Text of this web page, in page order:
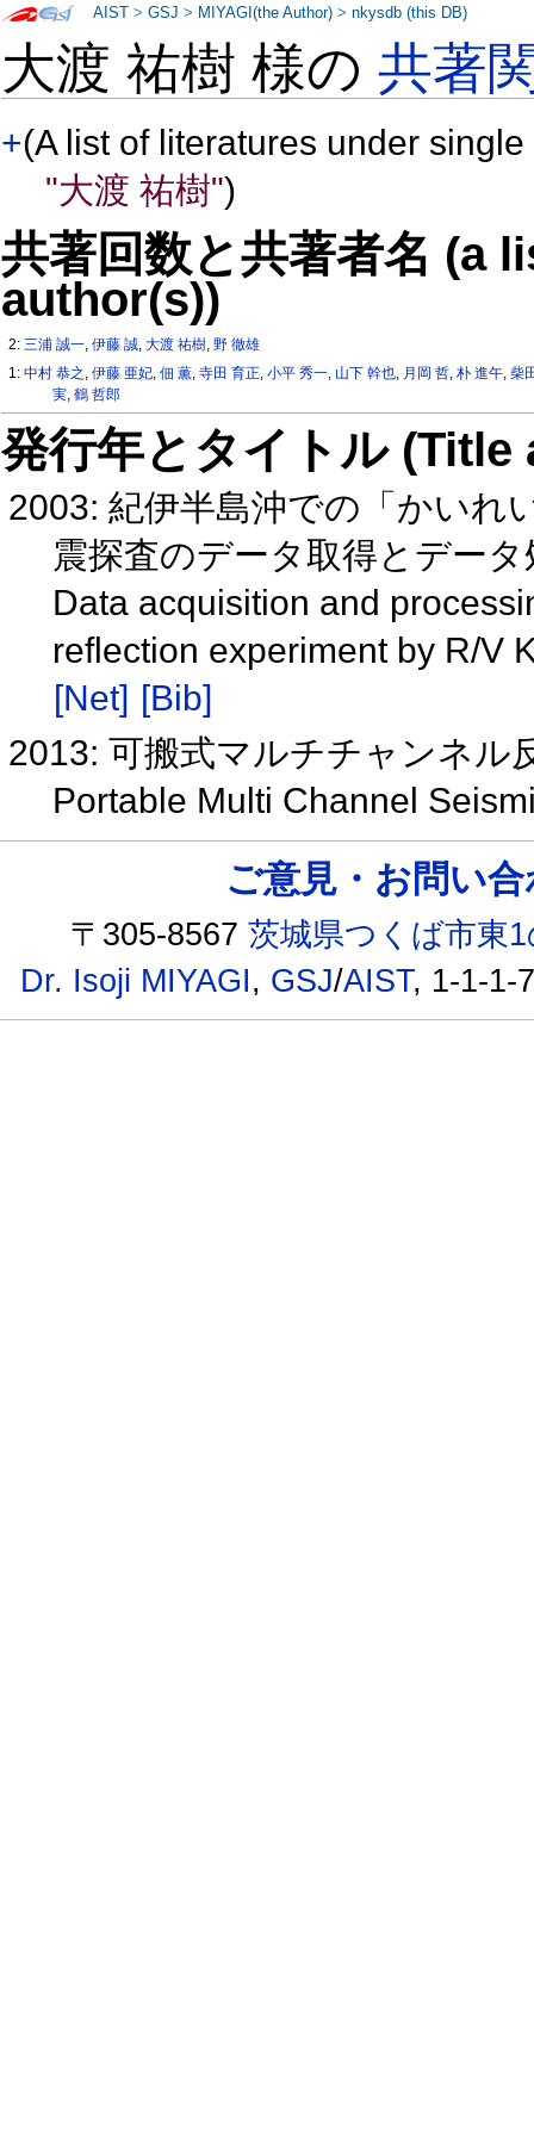
大渡 祐樹 様の共著
+(A list of literatures under
"大渡 祐樹")
共著回数と共著者名 (a
author(s))
2:三浦 誠一,伊藤 誠,大渡 祐樹,野 徹雄
1:中村 恭之 ,伊藤 亜妃,佃 薫,寺田 育正,小平 秀一, 山下 幹也, 月岡 哲,朴 進午,柴
実, 鶴 哲郎
発行年とタイトル
2003: 紀伊半島沖での「かいれ
震探査のデータ取得とデー
Data acquisition and
reflection experiment by R/V
[Net] [Bib]
2013: 可搬式マルチチャンネル
Portable Multi Channel
AIST >GSJ > MIYAGI(the Author) >nkysdb (this DB)
ご意見・お問い
〒305-8567茨城県つくば市東
Dr. Isoji MIYAGI, GSJ/AIST, 1-1-1-